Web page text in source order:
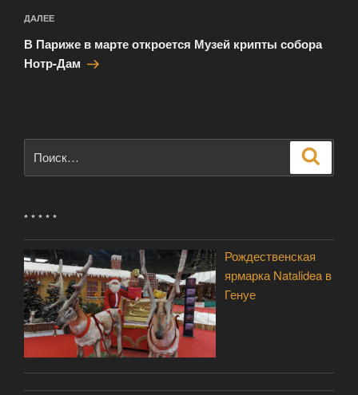
Следующая
запись
ДАЛЕЕ
В Париже в марте откроется Музей крипты собора
Нотр-Дам
* * * * *
Рождественская
ярмарка Natalidea в
Генуе